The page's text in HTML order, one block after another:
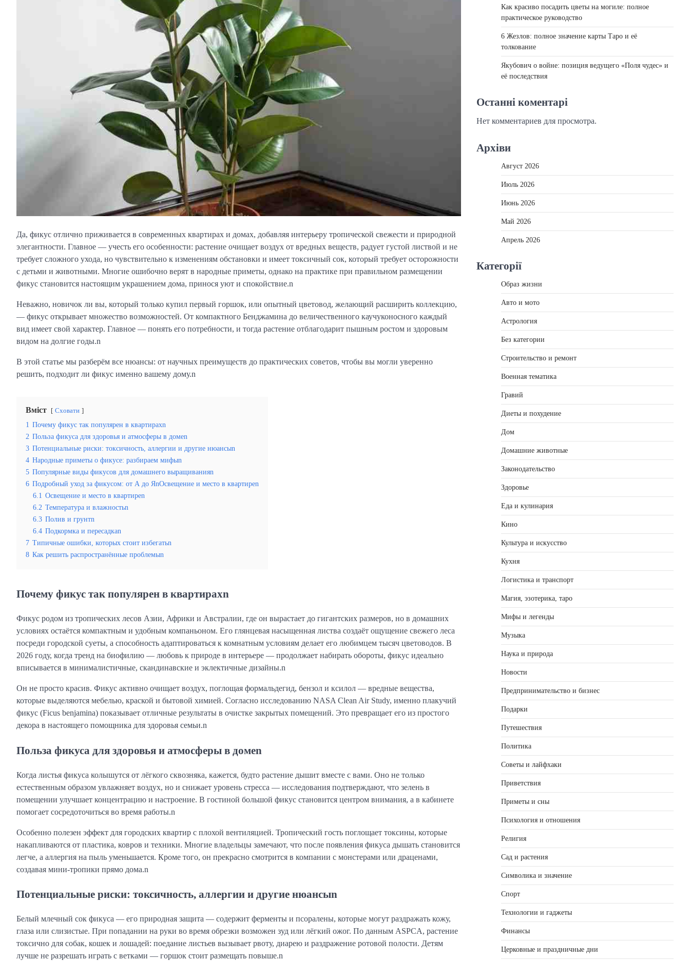
Да, фикус отлично приживается в современных квартирах и домах, добавляя интерьеру тропической свежести и природной
элегантности. Главное — учесть его особенности: растение очищает воздух от вредных веществ, радует густой листвой и не
требует сложного ухода, но чувствительно к изменениям обстановки и имеет токсичный сок, который требует осторожности
с детьми и животными. Многие ошибочно верят в народные приметы, однако на практике при правильном размещении
фикус становится настоящим украшением дома, принося уют и спокойствие.n
Неважно, новичок ли вы, который только купил первый горшок, или опытный цветовод, желающий расширить коллекцию,
— фикус открывает множество возможностей. От компактного Бенджамина до величественного каучуконосного каждый
вид имеет свой характер. Главное — понять его потребности, и тогда растение отблагодарит пышным ростом и здоровым
видом на долгие годы.n
В этой статье мы разберём все нюансы: от научных преимуществ до практических советов, чтобы вы могли уверенно
решить, подходит ли фикус именно вашему дому.n
Вміст Сховати
1 Почему фикус так популярен в квартирахn
2 Польза фикуса для здоровья и атмосферы в домеn
3 Потенциальные риски: токсичность, аллергии и другие нюансыn
4 Народные приметы о фикусе: разбираем мифыn
5 Популярные виды фикусов для домашнего выращиванияn
6 Подробный уход за фикусом: от А до ЯnОсвещение и место в квартиреn
6.1 Освещение и место в квартиреn
6.2 Температура и влажностьn
6.3 Полив и грунтn
6.4 Подкормка и пересадкаn
7 Типичные ошибки, которых стоит избегатьn
8 Как решить распространённые проблемыn
Почему фикус так популярен в квартирахn
Фикус родом из тропических лесов Азии, Африки и Австралии, где он вырастает до гигантских размеров, но в домашних
условиях остаётся компактным и удобным компаньоном. Его глянцевая насыщенная листва создаёт ощущение свежего леса
посреди городской суеты, а способность адаптироваться к комнатным условиям делает его любимцем тысяч цветоводов. В
2026 году, когда тренд на биофилию — любовь к природе в интерьере — продолжает набирать обороты, фикус идеально
вписывается в минималистичные, скандинавские и эклектичные дизайны.n
Он не просто красив. Фикус активно очищает воздух, поглощая формальдегид, бензол и ксилол — вредные вещества,
которые выделяются мебелью, краской и бытовой химией. Согласно исследованию NASA Clean Air Study, именно плакучий
фикус (Ficus benjamina) показывает отличные результаты в очистке закрытых помещений. Это превращает его из простого
декора в настоящего помощника для здоровья семьи.n
Польза фикуса для здоровья и атмосферы в домеn
Когда листья фикуса колышутся от лёгкого сквозняка, кажется, будто растение дышит вместе с вами. Оно не только
естественным образом увлажняет воздух, но и снижает уровень стресса — исследования подтверждают, что зелень в
помещении улучшает концентрацию и настроение. В гостиной большой фикус становится центром внимания, а в кабинете
помогает сосредоточиться во время работы.n
Особенно полезен эффект для городских квартир с плохой вентиляцией. Тропический гость поглощает токсины, которые
накапливаются от пластика, ковров и техники. Многие владельцы замечают, что после появления фикуса дышать становится
легче, а аллергия на пыль уменьшается. Кроме того, он прекрасно смотрится в компании с монстерами или драценами,
создавая мини-тропики прямо дома.n
Потенциальные риски: токсичность, аллергии и другие нюансыn
Белый млечный сок фикуса — его природная защита — содержит ферменты и псоралены, которые могут раздражать кожу,
глаза или слизистые. При попадании на руки во время обрезки возможен зуд или лёгкий ожог. По данным ASPCA, растение
токсично для собак, кошек и лошадей: поедание листьев вызывает рвоту, диарею и раздражение ротовой полости. Детям
лучше не разрешать играть с ветками — горшок стоит размещать повыше.n
Как красиво посадить цветы на могиле: полное
практическое руководство
6 Жезлов: полное значение карты Таро и её
толкование
Якубович о войне: позиция ведущего «Поля чудес» и
её последствия
Останні коментарі
Нет комментариев для просмотра.
Архіви
Август 2026
Июль 2026
Июнь 2026
Май 2026
Апрель 2026
Категорії
Образ жизни
Авто и мото
Астрология
Без категории
Строительство и ремонт
Военная тематика
Гравий
Диеты и похудение
Дом
Домашние животные
Законодательство
Здоровье
Еда и кулинария
Кино
Культура и искусство
Кухня
Логистика и транспорт
Магия, эзотерика, таро
Мифы и легенды
Музыка
Наука и природа
Новости
Предпринимательство и бизнес
Подарки
Путешествия
Политика
Советы и лайфхаки
Приветствия
Приметы и сны
Психология и отношения
Религия
Сад и растения
Символика и значение
Спорт
Технологии и гаджеты
Финансы
Церковные и праздничные дни